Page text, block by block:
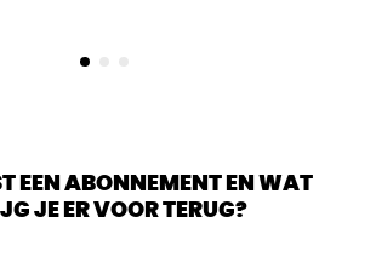
EEN ABONNEMENT EN WAT
JE ER VOOR TERUG?